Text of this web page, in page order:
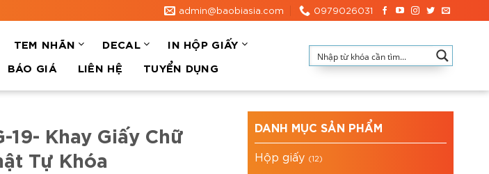
admin@baobiasia.com 0979026031
TEM NHÃN DECAL
IN HỘP GIẤY
BÁO GIÁ LIÊN HỆ TUYỂN DỤNG
19- Khay Giấy Chữ
Tự Khóa
DANH MỤC SẢN PHẨM
Hộp giấy (12)